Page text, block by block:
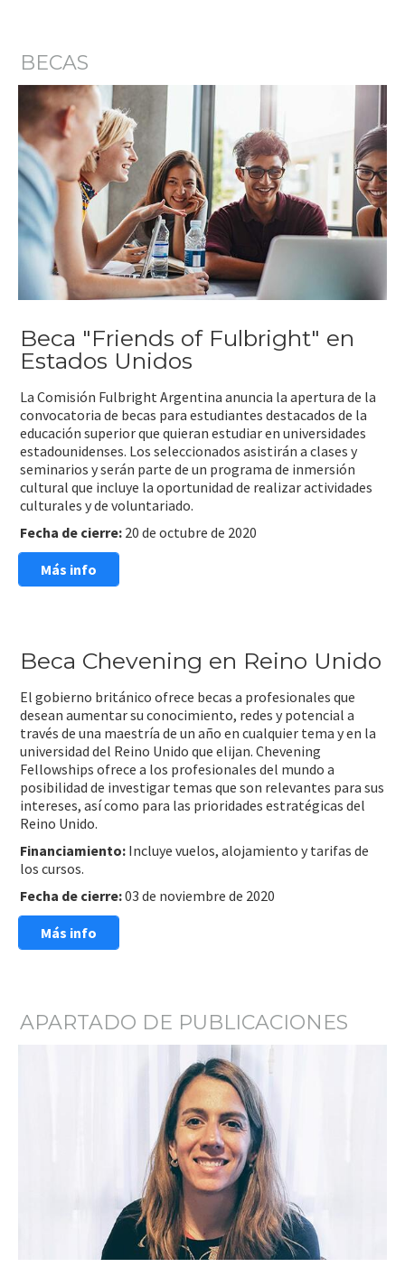
BECAS
Beca "Friends of Fulbright" en
Estados Unidos
La Comisión Fulbright Argentina anuncia la apertura de la
convocatoria de becas para estudiantes destacados de la
educación superior que quieran estudiar en universidades
estadounidenses. Los seleccionados asistirán a clases y
seminarios y serán parte de un programa de inmersión
cultural que incluye la oportunidad de realizar actividades
culturales y de voluntariado.
Fecha de cierre: 20 de octubre de 2020
Más info
Beca Chevening en Reino Unido
El gobierno británico ofrece becas a profesionales que
desean aumentar su conocimiento, redes y potencial a
través de una maestría de un año en cualquier tema y en la
universidad del Reino Unido que elijan. Chevening
Fellowships ofrece a los profesionales del mundo a
posibilidad de investigar temas que son relevantes para sus
intereses, así como para las prioridades estratégicas del
Reino Unido.
Financiamiento: Incluye vuelos, alojamiento y tarifas de
los cursos.
Fecha de cierre:03 de noviembre de 2020
Más info
APARTADO DE PUBLICACIONES